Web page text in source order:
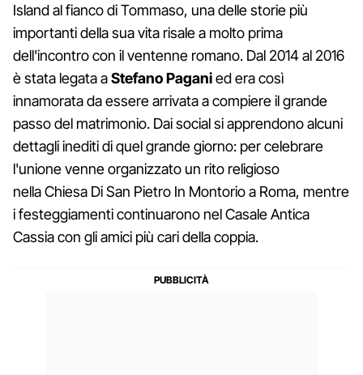
Island al fianco di Tommaso, una delle storie più
importanti della sua vita risale a molto prima
dell'incontro con il ventenne romano. Dal 2014 al 2016
è stata legata aStefano Paganied era così
innamorata da essere arrivata a compiere il grande
passo del matrimonio. Dai social si apprendono alcuni
dettagli inediti di quel grande giorno: per celebrare
l'unione venne organizzato un rito religioso
nella Chiesa Di San Pietro In Montorio a Roma, mentre
i festeggiamenti continuarono nel Casale Antica
Cassia con gli amici più cari della coppia.